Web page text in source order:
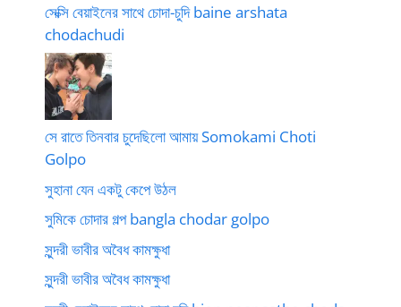
সেক্সি বেয়াইনের সাথে চোদা-চুদি baine arshata
chodachudi
সে রাতে তিনবার চুদেছিলো আমায় Somokami Choti
Golpo
সুহানা যেন একটু কেপে উঠল
সুমিকে চোদার গল্প bangla chodar golpo
সুন্দরী ভাবীর অবৈধ কামক্ষুধা
সুন্দরী ভাবীর অবৈধ কামক্ষুধা